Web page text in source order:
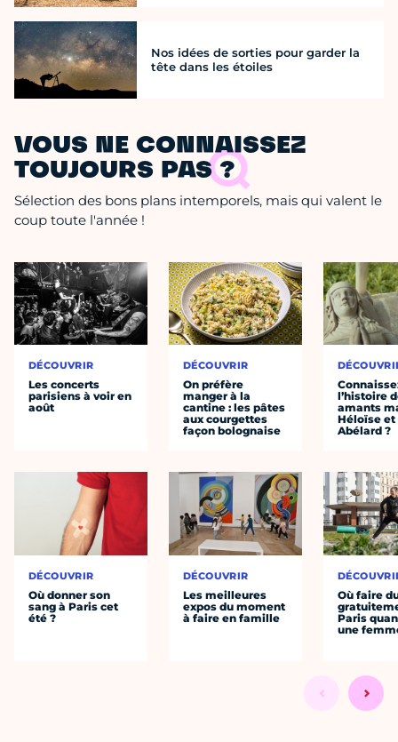
Nos idées de sorties pour garder la
tête dans les étoiles
VOUS NE CONNAISSEZ
TOUJOURS PAS ?
Sélection des bons plans intemporels, mais qui valent le
coup toute l'année !
DÉCOUVRIR
Les concerts
parisiens à voir en
août
DÉCOUVRIR
Où donner son
sang à Paris cet
été ?
DÉCOUVRIR
On préfère
manger à la
cantine : les pâtes
aux courgettes
façon bolognaise
DÉCOUVRIR
Les meilleures
expos du moment
à faire en famille
l’histoire
amants
Héloïse et
Abélard ?
Où faire
Paris
une